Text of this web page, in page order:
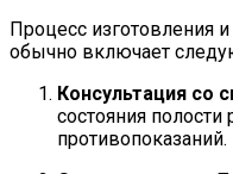
Процесс изготовления
обычно включает
Консультация со
состояния полости
противопоказаний.